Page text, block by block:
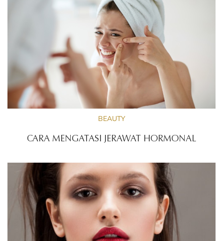
BEAUTY
CARA MENGATASI JERAWAT HORMONAL